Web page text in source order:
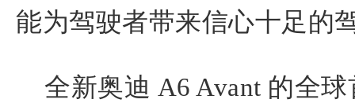
能为驾驶者带来信心十足的
全新奥迪 A6 Avant 的全